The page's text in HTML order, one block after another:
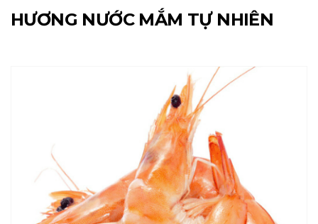
HƯƠNG NƯỚC MẮM TỰ NHIÊN